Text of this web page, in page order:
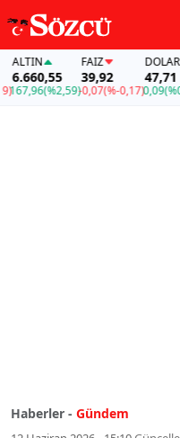
(%2,59)
FAİZ
39,92
-0,07(%-0,17)
DOLAR
47,71
0,09
Haberler - Gündem